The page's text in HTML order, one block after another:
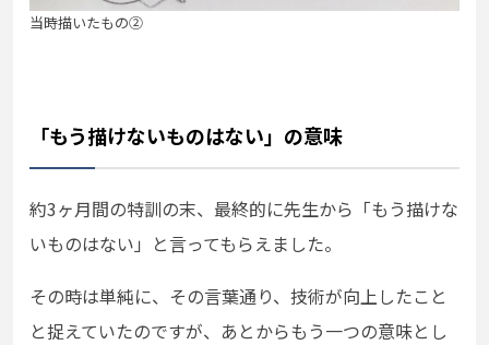
当時描いたもの②
「もう描けないものはない」の意味
約3ヶ月間の特訓の末、最終的に先生から「もう描けな
いものはない」と言ってもらえました。
その時は単純に、その言葉通り、技術が向上したこと
と捉えていたのですが、あとからもう一つの意味とし